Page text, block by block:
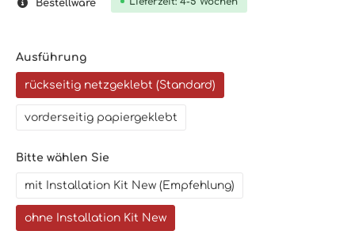
Bestellware
Ausführung
rückseitig netzgeklebt (Standard)
vorderseitig papiergeklebt
Bitte wählen Sie
mit Installation Kit New (Empfehlung)
ohne Installation Kit New